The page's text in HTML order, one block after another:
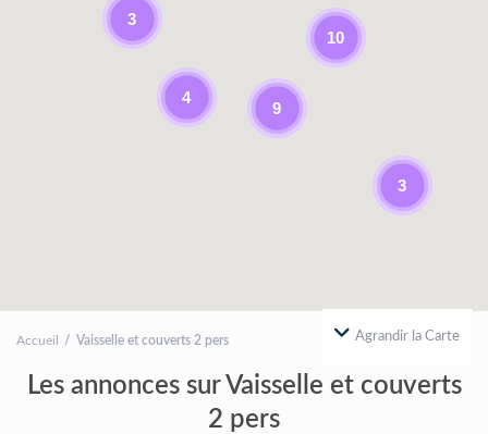
10
9
3
4
3
Agrandir la Carte
Accueil Vaisselle et couverts 2 pers
Les annonces sur Vaisselle et couverts
2 pers